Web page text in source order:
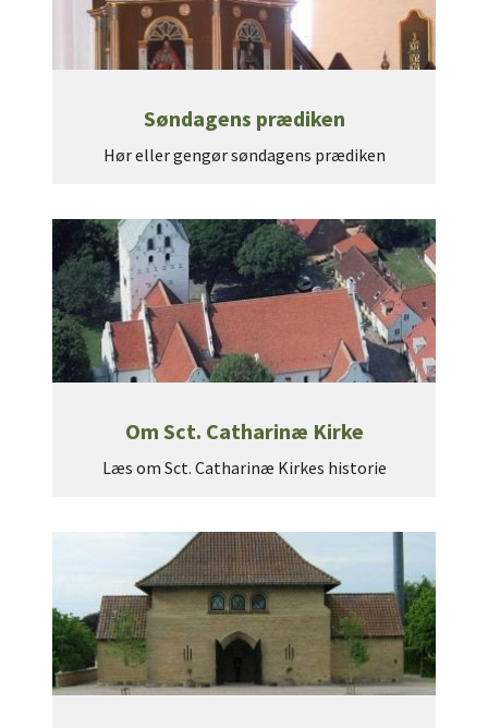
Søndagens prædiken
Hør eller gengør søndagens prædiken
Om Sct. Catharinæ Kirke
Læs om Sct. Catharinæ Kirkes historie